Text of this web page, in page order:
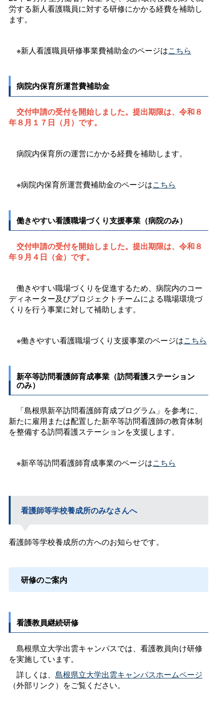
労する新人看護職員に対する研修にかかる経費を補助し
ます。
※新人看護職員研修事業費補助金のページはこちら
病院内保育所運営費補助金
交付申請の受付を開始しました。提出期限は、令和８
年８月１７日（月）です。
病院内保育所の運営にかかる経費を補助します。
※病院内保育所運営費補助金のページはこちら
働きやすい看護職場づくり支援事業 （病院のみ）
交付申請の受付を開始しました。提出期限は、令和８
年９月４日（金）です。
働きやすい職場づくりを促進するため、病院内のコー
ディネーター及びプロジェクトチームによる職場環境づ
くりを行う事業に対して補助します。
※働きやすい看護職場づくり支援事業のページはこちら
新卒等訪問看護師育成事業 （訪問看護ステーション
のみ）
「島根県新卒訪問看護師育成プログラム」を参考に、
新たに雇用または配置した新卒等訪問看護師の教育体制
を整備する訪問看護ステーションを支援します。
※新卒等訪問看護師育成事業のページはこちら
看護師等学校養成所のみなさんへ
看護師等学校養成所の方へのお知らせです。
研修のご案内
看護教員継続研修
島根県立大学出雲キャンパスでは、看護教員向け研修
を実施しています。
詳しくは、 島根県立大学出雲キャンパスホームページ
（外部リンク）をご覧ください。